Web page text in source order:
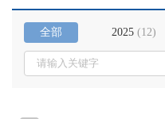
全部 2025 (12)